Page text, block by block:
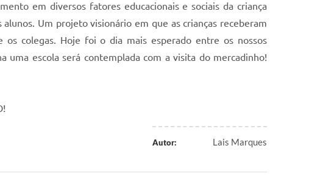
em diversos fatores educacionais e sociais da criança
Um projeto visionário em que as crianças receberam
colegas. Hoje foi o dia mais esperado entre os nossos
uma escola será contemplada com a visita do mercadinho!
Autor: Lais Marques